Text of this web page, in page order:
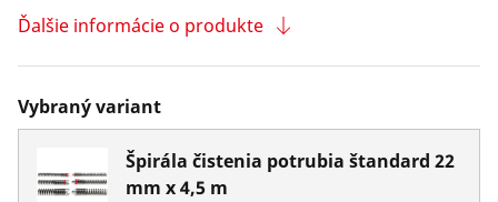
Ďalšie informácie o produkte
Vybraný variant
Špirála čistenia potrubia štandard 22
mm x 4,5 m